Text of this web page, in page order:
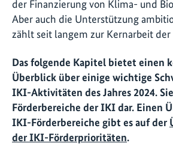
der Finanzierung von Klima- und
Aber auch die Unterstützung
zählt seit langem zur Kernarbeit
Das folgende Kapitel bietet einen
Überblick über einige wichtige
IKI-Aktivitäten des Jahres 2024.
Förderbereiche der IKI dar. Einen
IKI-Förderbereiche gibt es auf der
der IKI-Förderprioritäten.